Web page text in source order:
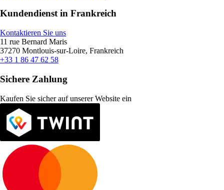
Kundendienst in Frankreich
Kontaktieren Sie uns
11 rue Bernard Maris
37270 Montlouis-sur-Loire, Frankreich
+33 1 86 47 62 58
Sichere Zahlung
Kaufen Sie sicher auf unserer Website ein